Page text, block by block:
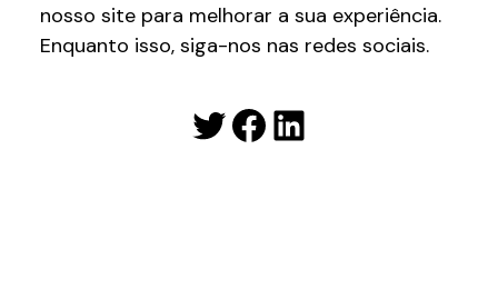
nosso site para melhorar a sua experiência.
Enquanto isso, siga-nos nas redes sociais.
Twitter
Facebook
LinkedIn